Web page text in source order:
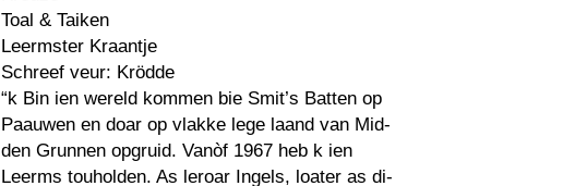
Toal & Taiken
Leermster Kraantje
Schreef veur: Krödde
“k Bin ien wereld kommen bie Smit’s Batten op
Paauwen en doar op vlakke lege laand van Mid-
den Grunnen opgruid. Vanòf 1967 heb k ien
Leerms touholden. As leroar Ingels, loater as di-